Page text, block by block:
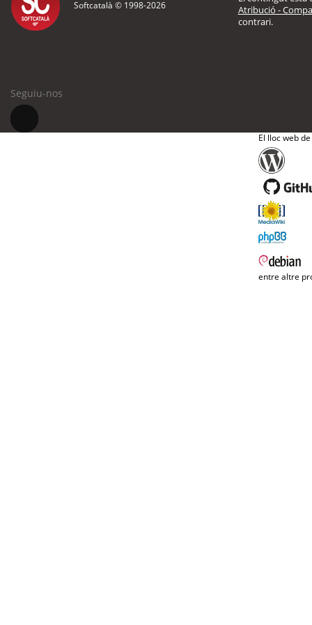
Softcatalà © 1998-2026
Atribució -
contrari.
Seguiu-nos
El lloc web
entre altre